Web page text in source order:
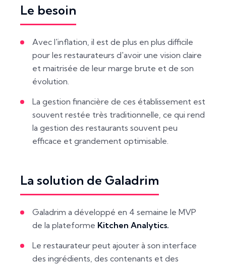
Le besoin
Avec l'inflation, il est de plus en plus difficile
pour les restaurateurs d'avoir une vision claire
et maitrisée de leur marge brute et de son
évolution.
La gestion financière de ces établissement est
souvent restée très traditionnelle, ce qui rend
la gestion des restaurants souvent peu
efficace et grandement optimisable.
La solution de Galadrim
Galadrim a développé en 4 semaine le MVP
de la plateforme Kitchen Analytics.
Le restaurateur peut ajouter à son interface
des ingrédients, des contenants et des